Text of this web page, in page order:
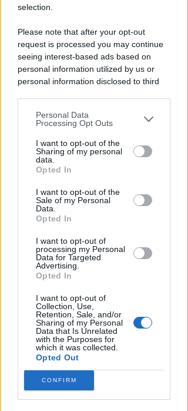
selection.
Please note that after your opt-out
request is processed you may continue
seeing interest-based ads based on
personal information utilized by us or
personal information disclosed to third
You may separately opt-out of the further
disclosure of your personal information
by third parties on the IAB’s list of
downstream participants.
by us to third parties on the IAB’s List of
Downstream Participants that may
further disclose it to other third parties.
Personal Data
Processing Opt Outs
I want to opt-out of the
Sharing of my personal
data.
Opted In
I want to opt-out of the
Sale of my Personal
Data.
Opted In
I want to opt-out of
processing my Personal
Data for Targeted
Advertising.
Opted In
I want to opt-out of
Collection, Use,
Retention, Sale, and/or
Sharing of my Personal
Data that Is Unrelated
with the Purposes for
which it was collected.
Opted Out
CONFIRM
OSSERVATORIO CGIL INCA
Allarme infortuni sul lavoro a
Rimini: +13% nel primo semestre
dell'anno
APPROVATO DAL CDA
Dati in crescita nella semestrale
di IEG, stime al rialzo per
l'esercizio 2026
Redazione